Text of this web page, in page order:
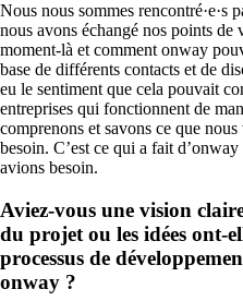
Nous nous sommes rencontré·e·s
nous avons échangé nos points de
moment-là et comment onway
base de différents contacts et de
eu le sentiment que cela pouvait
entreprises qui fonctionnent de
comprenons et savons ce que
besoin. C’est ce qui a fait
avions besoin.
Aviez-vous une vision
du projet ou les idées ont-
processus de
onway ?